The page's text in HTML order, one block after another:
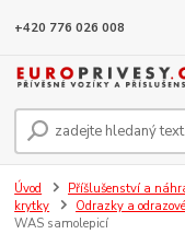
+420 776 026 008
Úvod Příšlušenství a
krytky
Odrazky a
WAS samolepicí